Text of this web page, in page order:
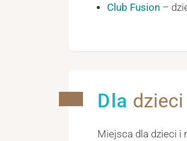
Club Fusion –
Dla dzieci
Miejsca dla dzieci i